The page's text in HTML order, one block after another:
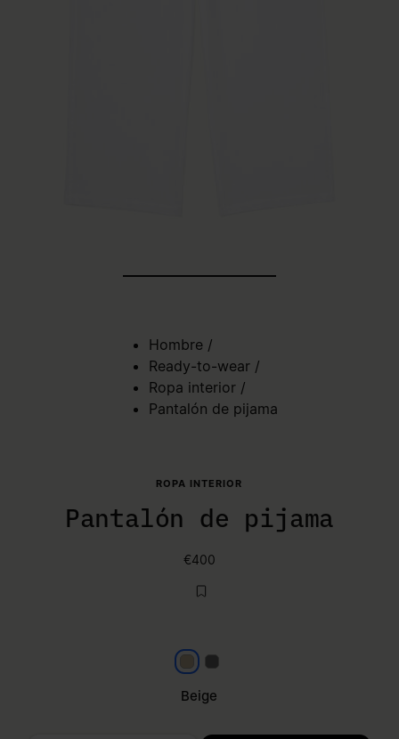
Hombre /
Ready-to-wear /
Ropa interior /
Pantalón de pijama
ROPA INTERIOR
Pantalón de pijama
€400
Beige
Beige
Gris oscuro